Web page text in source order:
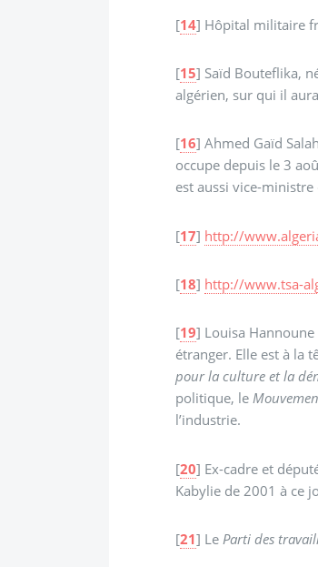
[14] Hôpital militaire
[15] Saïd Bouteflika,
algérien, sur qui il
[16]Ahmed Gaïd
occupe depuis le 3
est aussi vice-ministre
[17] http://
[18] http://www.tsa-
[19] Louisa
étranger. Elle est à la
pour la culture et la
politique, le
l’industrie.
[20] Ex-cadre et
Kabylie de 2001 à ce
[21] Le Parti des